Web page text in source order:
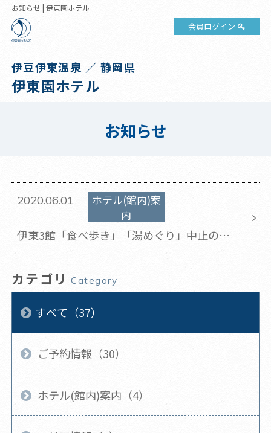
お知らせ | 伊東園ホテル
会員ログイン
伊豆伊東温泉 ／ 静岡県
伊東園ホテル
お知らせ
2020.06.01
ホテル(館内)案
内
伊東3館「食べ歩き」「湯めぐり」中止のお
知らせ
カテゴリ Category
すべて（37）
ご予約情報（30）
ホテル(館内)案内（4）